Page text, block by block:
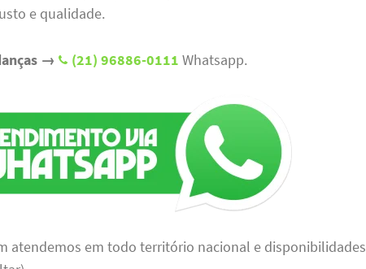
e qualidade.
→ (21) 96886-0111 Whatsapp.
atendemos em todo território nacional e disponibilidades